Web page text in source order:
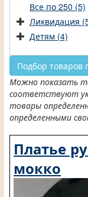
Все по 250 (5)
Ликвидация
Детям (4)
Подбор товаров
Можно показать
соответствуют
товары
определенными
Платье
мокко